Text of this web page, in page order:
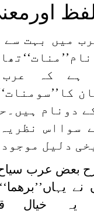
میں بہت
کہ عرب
دونام
سوااس
دلیل موجود
بعض عرب
نے
یہ خیال